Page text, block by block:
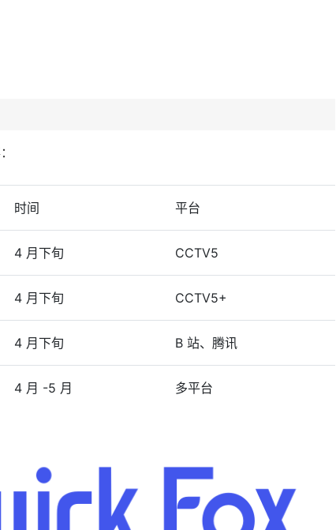
时间 平台
4 月下旬 CCTV5
4 月下旬 CCTV5+
4 月下旬 B 站、腾讯
4 月 -5 月 多平台